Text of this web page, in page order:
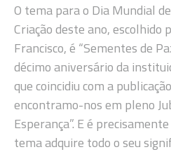
O tema para o Dia Mundial
Criação deste ano, escolhido
Francisco, é “Sementes de
décimo aniversário da
que coincidiu com a
encontramo-nos em pleno
Esperança”. E é
tema adquire todo o seu